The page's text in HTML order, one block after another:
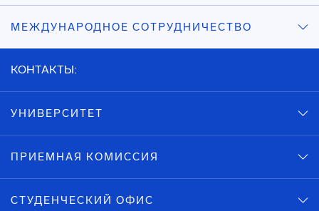
МЕЖДУНАРОДНОЕ СОТРУДНИЧЕСТВО
КОНТАКТЫ:
УНИВЕРСИТЕТ
ПРИЕМНАЯ КОМИССИЯ
СТУДЕНЧЕСКИЙ ОФИС